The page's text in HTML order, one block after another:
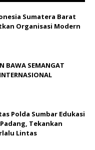
Sumatera Barat
Organisasi Modern
BAWA SEMANGAT
Polda Sumbar Edukasi
Tekankan
Lintas